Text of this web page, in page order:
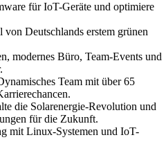
für IoT-Geräte und optimiere
von Deutschlands erstem grünen
modernes Büro, Team-Events und
Team mit über 65
die Solarenergie-Revolution und
für die Zukunft.
mit Linux-Systemen und IoT-